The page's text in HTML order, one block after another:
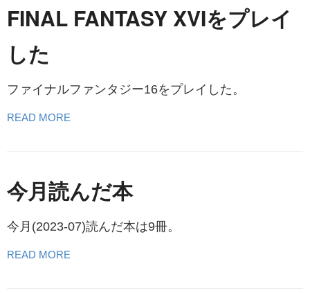
FINAL FANTASY XVIをプレイ
した
ファイナルファンタジー16をプレイした。
READ MORE
今月読んだ本
今月(2023-07)読んだ本は9冊。
READ MORE